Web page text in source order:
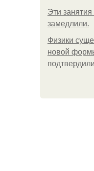
Эти занятия
замедлили.
Физики
новой